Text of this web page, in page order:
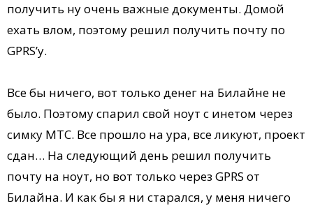
получить ну очень важные документы. Домой
ехать влом, поэтому решил получить почту по
GPRS’у.
Все бы ничего, вот только денег на Билайне не
было. Поэтому спарил свой ноут с инетом через
симку МТС. Все прошло на ура, все ликуют, проект
сдан… На следующий день решил получить
почту на ноут, но вот только через GPRS от
Билайна. И как бы я ни старался, у меня ничего